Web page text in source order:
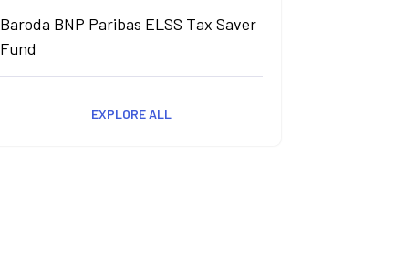
Baroda BNP Paribas ELSS Tax Saver
Fund
EXPLORE ALL